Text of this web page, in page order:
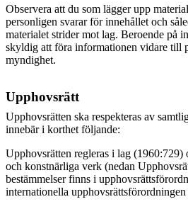
Observera att du som lägger upp
personligen svarar för innehållet och
materialet strider mot lag. Beroende på
skyldig att föra informationen vidare till
myndighet.
Upphovsrätt
Upphovsrätten ska respekteras av
innebär i korthet följande:
Upphovsrätten regleras i lag
och konstnärliga verk (nedan
bestämmelser finns i
internationella